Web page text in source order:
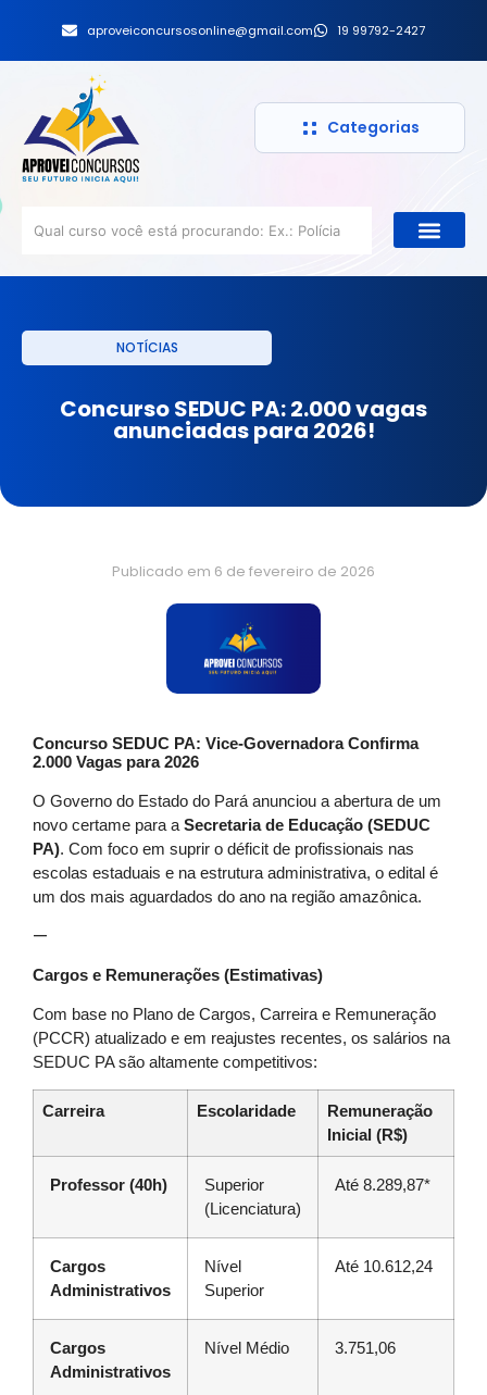
aproveiconcursosonline@gmail.com 19 99792-2427
Categorias
NOTÍCIAS
Concurso SEDUC PA: 2.000 vagas
anunciadas para 2026!
Publicado em 6 de fevereiro de 2026
Concurso SEDUC PA: Vice-Governadora Confirma
2.000 Vagas para 2026
O Governo do Estado do Pará anunciou a abertura de um
novo certame para a Secretaria de Educação (SEDUC
PA). Com foco em suprir o déficit de profissionais nas
escolas estaduais e na estrutura administrativa, o edital é
um dos mais aguardados do ano na região amazônica.
—
Cargos e Remunerações (Estimativas)
Com base no Plano de Cargos, Carreira e Remuneração
(PCCR) atualizado e em reajustes recentes, os salários na
SEDUC PA são altamente competitivos:
Carreira Escolaridade
Remuneração
Inicial (R$)
Professor (40h)
Superior
(Licenciatura)
Até 8.289,87*
Cargos
Administrativos
Nível
Superior
Até 10.612,24
Cargos
Administrativos
Nível Médio 3.751,06